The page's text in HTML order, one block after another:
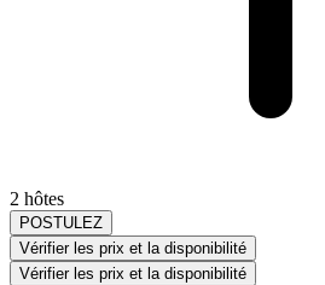
2 hôtes
POSTULEZ
Vérifier les prix et la disponibilité
Vérifier les prix et la disponibilité